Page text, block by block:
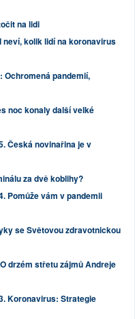
na lidi
neví, kolik lidí na koronavirus
pandemií,
noc konaly další velké
Česká novinařina je v
za dvě koblihy?
Pomůže vám v pandemii
se Světovou zdravotnickou
drzém střetu zájmů Andreje
Koronavirus: Strategie